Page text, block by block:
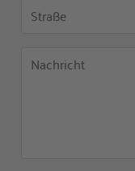
Straße
Nachricht